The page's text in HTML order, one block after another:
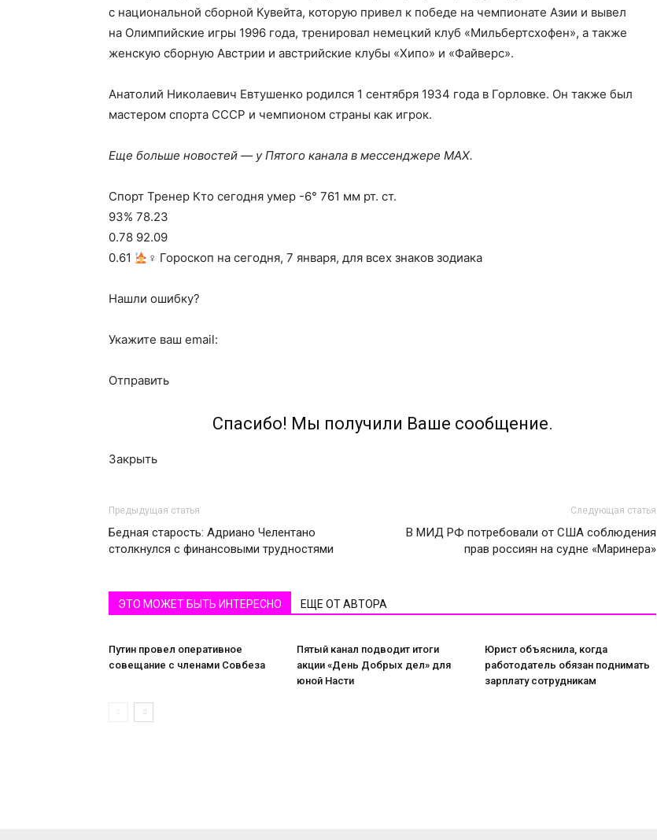
с национальной сборной Кувейта, которую привел к победе на чемпионате Азии и вывел
на Олимпийские игры 1996 года, тренировал немецкий клуб «Мильбертсхофен», а также
женскую сборную Австрии и австрийские клубы «Хипо» и «Файверс».
Анатолий Николаевич Евтушенко родился 1 сентября 1934 года в Горловке. Он также был
мастером спорта СССР и чемпионом страны как игрок.
Еще больше новостей — у Пятого канала в мессенджере MAX.
Спорт Тренер Кто сегодня умер -6° 761 мм рт. ст.
93% 78.23
0.78 92.09
0.61
‍♀ Гороскоп на сегодня, 7 января, для всех знаков зодиака
Нашли ошибку?
Укажите ваш email:
Отправить
Спасибо! Мы получили Ваше сообщение.
Закрыть
Предыдущая статья
Бедная старость: Адриано Челентано
столкнулся с финансовыми трудностями
Следующая статья
В МИД РФ потребовали от США соблюдения
прав россиян на судне «Маринера»
ЭТО МОЖЕТ БЫТЬ ИНТЕРЕСНО ЕЩЕ ОТ АВТОРА
Путин провел оперативное
совещание с членами Совбеза
Пятый канал подводит итоги
акции «День Добрых дел» для
юной Насти
Юрист объяснила, когда
работодатель обязан поднимать
зарплату сотрудникам